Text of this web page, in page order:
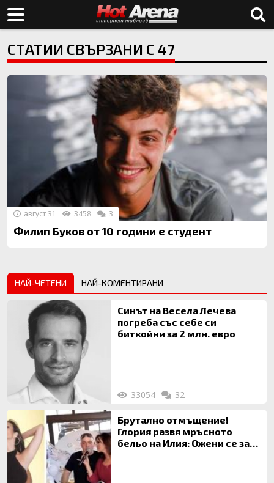
СТАТИИ СВЪРЗАНИ С 47
Филип Буков от 10 години е студент
август 31 3458 3
НАЙ-ЧЕТЕНИ НАЙ-КОМЕНТИРАНИ
Синът на Весела Лечева
погреба със себе си
биткойни за 2 млн. евро
33054 32
Брутално отмъщение!
Глория развя мръсното
бельо на Илия: Ожени се за